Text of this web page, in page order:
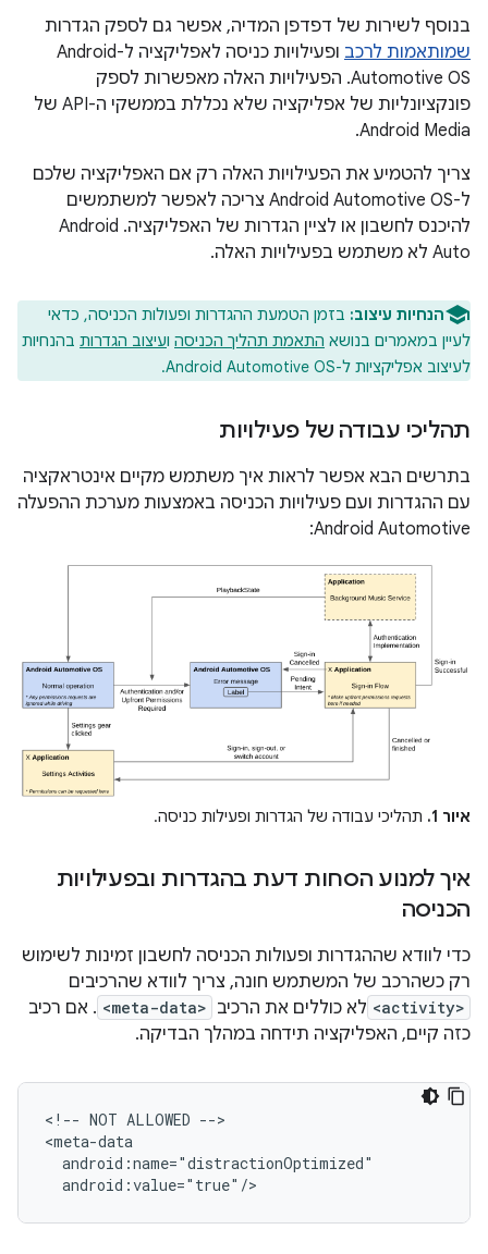
בנוסף לשירות של דפדפן המדיה, אפשר גם לספק הגדרות
שמותאמות לרכב
ופעילויות כניסה לאפליקציה ל-Android
Automotive OS. הפעילויות האלה מאפשרות לספק
פונקציונליות של אפליקציה שלא נכללת בממשקי ה-API של
Android Media.
צריך להטמיע את הפעילויות האלה רק אם האפליקציה שלכם
ל-Android Automotive OS צריכה לאפשר למשתמשים
להיכנס לחשבון או לציין הגדרות של האפליקציה. ‫Android
Auto לא משתמש בפעילויות האלה.
הנחיות עיצוב: בזמן הטמעת ההגדרות ופעולות הכניסה, כדאי
לעיין במאמרים בנושא התאמת תהליך הכניסה ועיצוב הגדרות בהנחיות
לעיצוב אפליקציות ל-Android Automotive OS.
תהליכי עבודה של פעילויות
בתרשים הבא אפשר לראות איך משתמש מקיים אינטראקציה
עם ההגדרות ועם פעילויות הכניסה באמצעות מערכת ההפעלה
Android Automotive:
איור 1. תהליכי עבודה של הגדרות ופעילות כניסה.
איך למנוע הסחות דעת בהגדרות ובפעילויות
הכניסה
כדי לוודא שההגדרות ופעולות הכניסה לחשבון זמינות לשימוש
רק כשהרכב של המשתמש חונה, צריך לוודא שהרכיבים
<activity> לא כוללים את הרכיב <meta-data> . אם רכיב
כזה קיים, האפליקציה תידחה במהלך הבדיקה.
<!-- NOT ALLOWED -->